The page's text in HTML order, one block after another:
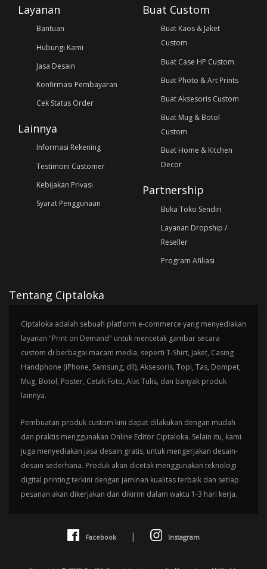
Layanan
Bantuan
Hubungi Kami
Jasa Desain
Konfirmasi Pembayaran
Cek Status Order
Lainnya
Informasi Rekening
Testimoni Customer
Kebijakan Privasi
Syarat Penggunaan
Buat Custom
Buat Kaos & Jaket
Custom
Buat Case HP Custom
Buat Photo & Art Prints
Buat Aksesoris Custom
Buat Mug & Botol
Custom
Buat Home & Kitchen
Decor
Partnership
Buka Toko Sendiri
Layanan Dropship /
Reseller
Program Afiliasi
Tentang Ciptaloka
Ciptaloka adalah sebuah platform e-commerce yang menyediakan
layanan "Print on Demand" untuk mencetak gambar secara
custom di berbagai macam media, seperti T-Shirt, Jaket, Casing
Handphone (iPhone, Samsung, dll), Aksesoris, Topi, Tas, Dompet,
Mug, Botol, Poster, Cetak Foto, Alat Tulis, dan banyak produk
lainnya.
Pembuatan produk custom kini dapat dilakukan dengan mudah
dan praktis menggunakan Online Editor Ciptaloka. Selain itu, kami
juga menyediakan jasa desain gratis, untuk mengerjakan desain-
desain sederhana. Produk akan dicetak menggunakan teknologi
digital printing terkini dengan jaminan kualitas terbaik dan setiap
pesanan akan dikerjakan dan dikirim dalam waktu 1-3 hari kerja.
Facebook | Instagram